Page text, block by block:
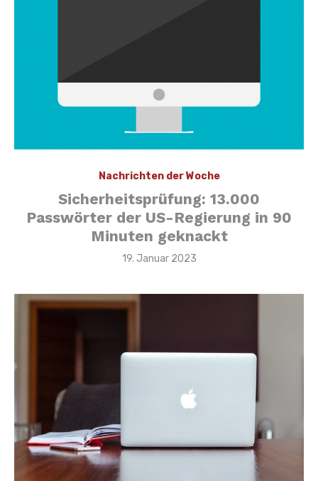
Nachrichten der Woche
Sicherheitsprüfung: 13.000
Passwörter der US-Regierung in 90
Minuten geknackt
Veröffentlicht
19. Januar 2023